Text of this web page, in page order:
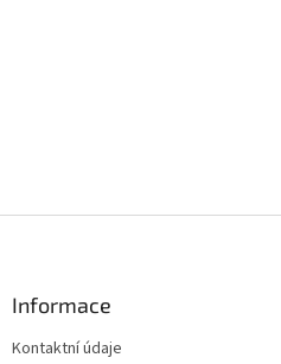
Informace
Kontaktní údaje